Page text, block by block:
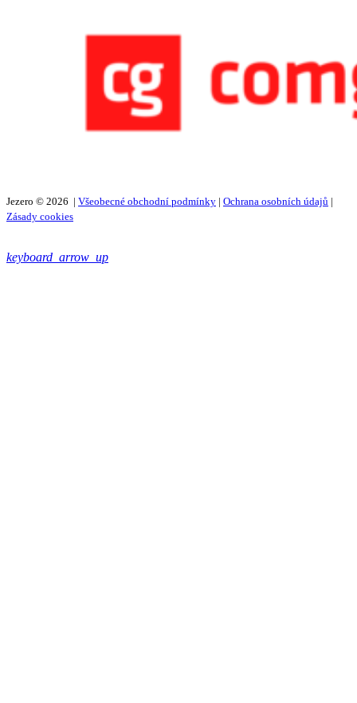
Jezero © 2026 | Všeobecné obchodní podmínky Ochrana osobních údajů
Zásady cookies
keyboard_arrow_up